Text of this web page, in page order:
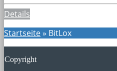
Details
Startseite» BitLox
Copyright